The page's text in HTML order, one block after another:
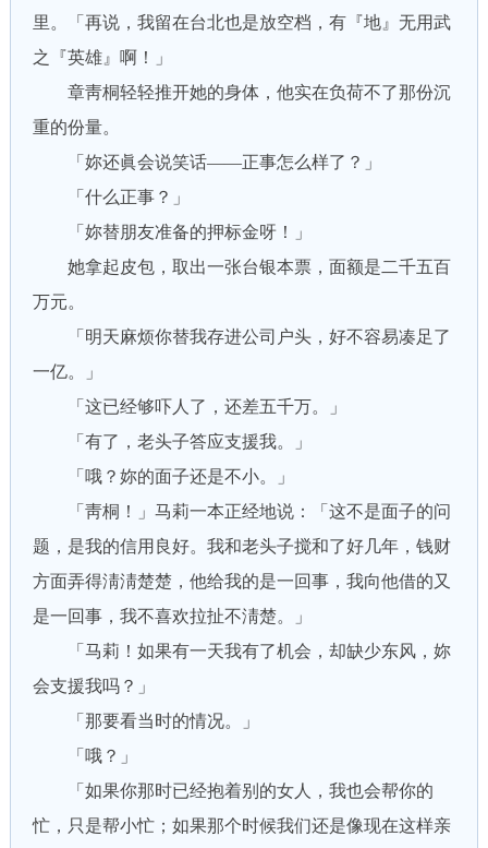
里。「再说，我留在台北也是放空档，有『地』无用武
之『英雄』啊！」
章靑桐轻轻推开她的身体，他实在负荷不了那份沉
重的份量。
「妳还眞会说笑话——正事怎么样了？」
「什么正事？」
「妳替朋友准备的押标金呀！」
她拿起皮包，取出一张台银本票，面额是二千五百
万元。
「明天麻烦你替我存进公司户头，好不容易凑足了
一亿。」
「这已经够吓人了，还差五千万。」
「有了，老头子答应支援我。」
「哦？妳的面子还是不小。」
「靑桐！」马莉一本正经地说：「这不是面子的问
题，是我的信用良好。我和老头子搅和了好几年，钱财
方面弄得淸淸楚楚，他给我的是一回事，我向他借的又
是一回事，我不喜欢拉扯不淸楚。」
「马莉！如果有一天我有了机会，却缺少东风，妳
会支援我吗？」
「那要看当时的情况。」
「哦？」
「如果你那时已经抱着别的女人，我也会帮你的
忙，只是帮小忙；如果那个时候我们还是像现在这样亲